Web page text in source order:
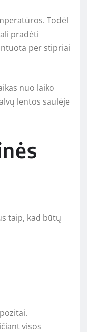
Todėl
pradėti
per stipriai
nuo laiko
lentos saulėje
taip, kad būtų
visos